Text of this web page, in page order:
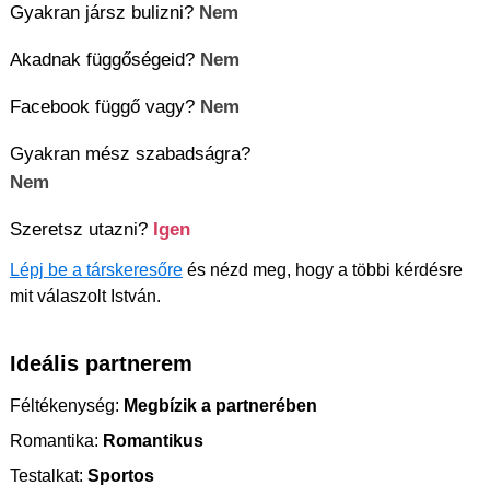
Gyakran jársz bulizni? Nem
Akadnak függőségeid? Nem
Facebook függő vagy? Nem
Gyakran mész szabadságra?
Nem
Szeretsz utazni? Igen
Lépj be a társkeresőre és nézd meg, hogy a többi kérdésre
mit válaszolt István.
Ideális partnerem
Féltékenység: Megbízik a partnerében
Romantika: Romantikus
Testalkat: Sportos